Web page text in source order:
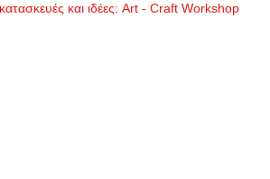
κατασκευές και ιδέες: Art - Craft Workshop